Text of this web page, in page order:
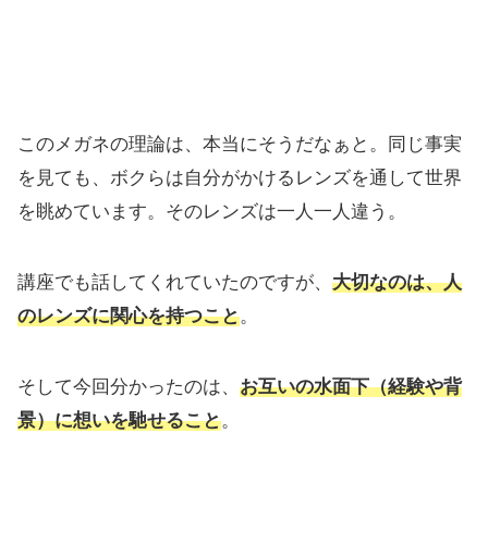
このメガネの理論は、本当にそうだなぁと。同じ事実
を見ても、ボクらは自分がかけるレンズを通して世界
を眺めています。そのレンズは一人一人違う。
講座でも話してくれていたのですが、 大切なのは、人
のレンズに関心を持つこと。
そして今回分かったのは、 お互いの水面下（経験や背
景）に想いを馳せること。